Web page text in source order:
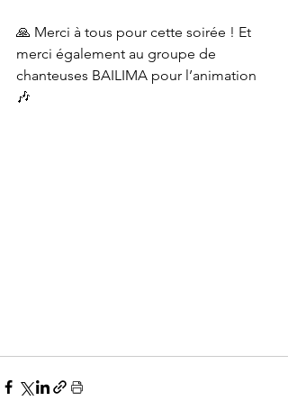
🙏 Merci à tous pour cette soirée ! Et
merci également au groupe de
chanteuses BAILIMA pour l’animation
🎶